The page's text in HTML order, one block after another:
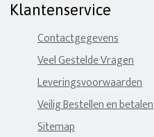
Klantenservice
Contactgegevens
Veel Gestelde Vragen
Leveringsvoorwaarden
Veilig Bestellen en betalen
Sitemap